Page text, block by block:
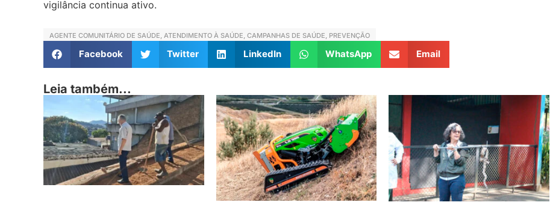
vigilância continua ativo.
AGENTE COMUNITÁRIO DE SAÚDE, ATENDIMENTO À SAÚDE, CAMPANHAS DE SAÚDE, PREVENÇÃO
Facebook Twitter LinkedIn WhatsApp Email
Leia também...